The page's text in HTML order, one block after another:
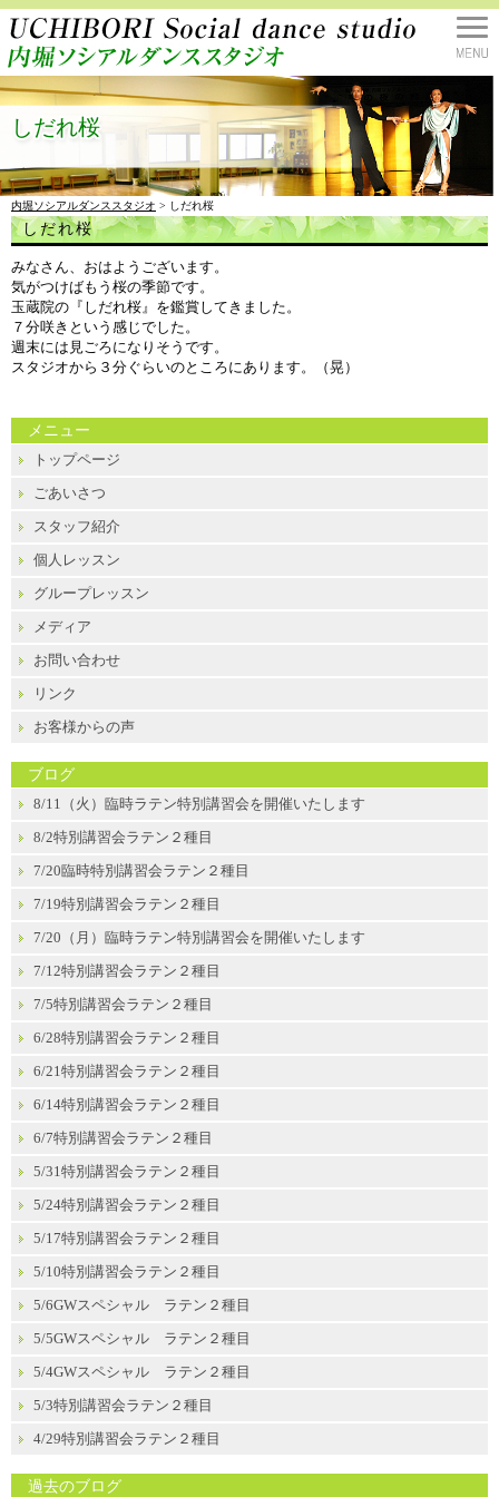
しだれ桜
内堀ソシアルダンススタジオ > しだれ桜
しだれ桜
みなさん、おはようございます。
気がつけばもう桜の季節です。
玉蔵院の『しだれ桜』を鑑賞してきました。
７分咲きという感じでした。
週末には見ごろになりそうです。
スタジオから３分ぐらいのところにあります。（晃）
メニュー
トップページ
ごあいさつ
スタッフ紹介
個人レッスン
グループレッスン
メディア
お問い合わせ
リンク
お客様からの声
ブログ
8/11（火）臨時ラテン特別講習会を開催いたします
8/2特別講習会ラテン２種目
7/20臨時特別講習会ラテン２種目
7/19特別講習会ラテン２種目
7/20（月）臨時ラテン特別講習会を開催いたします
7/12特別講習会ラテン２種目
7/5特別講習会ラテン２種目
6/28特別講習会ラテン２種目
6/21特別講習会ラテン２種目
6/14特別講習会ラテン２種目
6/7特別講習会ラテン２種目
5/31特別講習会ラテン２種目
5/24特別講習会ラテン２種目
5/17特別講習会ラテン２種目
5/10特別講習会ラテン２種目
5/6GWスペシャル ラテン２種目
5/5GWスペシャル ラテン２種目
5/4GWスペシャル ラテン２種目
5/3特別講習会ラテン２種目
4/29特別講習会ラテン２種目
過去のブログ